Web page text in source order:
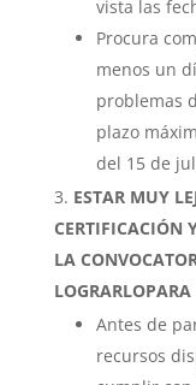
vista las
Procura
menos un
problemas
plazo
del 15 de
ESTAR MUY
CERTIFICACIÓN
LA
LOGRARLOPARA
Antes de
recursos